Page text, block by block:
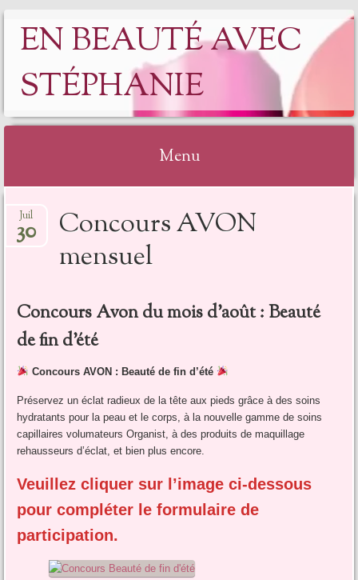
EN BEAUTÉ AVEC
STÉPHANIE
Menu
Concours AVON
mensuel
Juil
30
Concours Avon du mois d’août : Beauté
de fin d’été
Concours AVON : Beauté de fin d’été
Préservez un éclat radieux de la tête aux pieds grâce à des soins
hydratants pour la peau et le corps, à la nouvelle gamme de soins
capillaires volumateurs Organist, à des produits de maquillage
rehausseurs d’éclat, et bien plus encore.
Veuillez cliquer sur l’image ci-dessous
pour compléter le formulaire de
participation.